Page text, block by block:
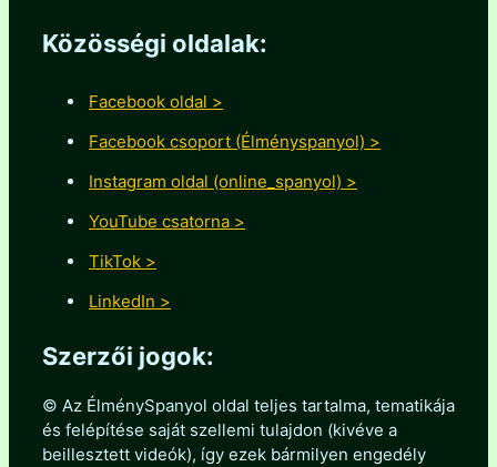
Közösségi oldalak:
Facebook oldal >
Facebook csoport (Élményspanyol) >
Instagram oldal (online_spanyol) >
YouTube csatorna >
TikTok >
LinkedIn >
Szerzői jogok:
© Az ÉlménySpanyol oldal teljes tartalma, tematikája
és felépítése saját szellemi tulajdon (kivéve a
beillesztett videók), így ezek bármilyen engedély